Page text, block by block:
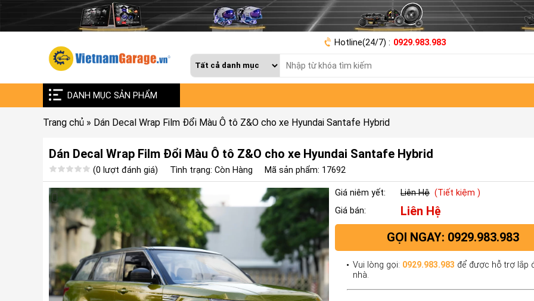
Hotline(24/7) : 0929.983.983
DANH MỤC SẢN PHẨM
Trang chủ » Dán Decal Wrap Film Đổi Màu Ô tô Z&O cho xe Hyundai Santafe Hybrid
Dán Decal Wrap Film Đổi Màu Ô tô Z&O cho xe Hyundai Santafe Hybrid
(0 lượt đánh giá) Tình trạng: Còn Hàng Mã sản phẩm: 17692
Giá niêm yết: Liên Hệ (Tiết kiệm )
Giá bán:
Liên Hệ
GỌI NGAY: 0929.983.983
Vui lòng gọi: 0929.983.983 để được hỗ trợ lắp
nhà.